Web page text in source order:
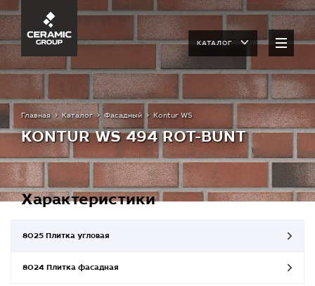
КАТАЛОГ
Главная Каталог Фасадный Kontur WS
KONTUR WS 494 ROT-BUNT
Характеристики
8025 Плитка угловая
8024 Плитка фасадная